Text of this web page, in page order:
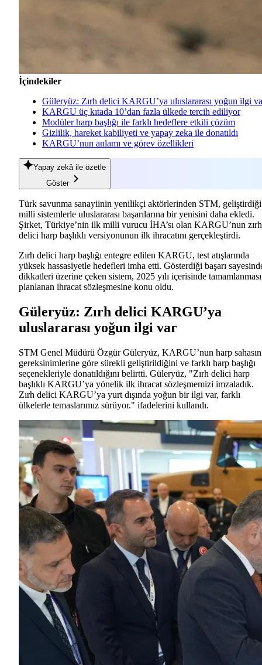
İçindekiler
Güleryüz: Zırh delici KARGU’ya uluslararası yoğun ilgi
KARGU üç kıtada 10’dan fazla ülkede tercih ediliyor
Modüler harp başlığı ile farklı hedeflere etkili çözüm
Gizlilik, hareket kabiliyeti ve yapay zeka ile donatıldı
KARGU’nun anlamı ve görev özellikleri
Yapay zekâ ile özetle
Göster
Türk savunma sanayiinin yenilikçi aktörlerinden STM, geliştirdiği
milli sistemlerle uluslararası başarılarına bir yenisini daha ekledi.
Şirket, Türkiye’nin ilk milli vurucu İHA’sı olan KARGU’nun zırh
delici harp başlıklı versiyonunun ilk ihracatını gerçekleştirdi.
Zırh delici harp başlığı entegre edilen KARGU, test atışlarında
yüksek hassasiyetle hedefleri imha etti. Gösterdiği başarı
dikkatleri üzerine çeken sistem, 2025 yılı içerisinde tamamlanması
planlanan ihracat sözleşmesine konu oldu.
Güleryüz: Zırh delici KARGU’ya
uluslararası yoğun ilgi var
STM Genel Müdürü Özgür Güleryüz, KARGU’nun harp
gereksinimlerine göre sürekli geliştirildiğini ve farklı harp başlığı
seçenekleriyle donatıldığını belirtti. Güleryüz, "Zırh delici harp
başlıklı KARGU’ya yönelik ilk ihracat sözleşmemizi imzaladık.
Zırh delici KARGU’ya yurt dışında yoğun bir ilgi var, farklı
ülkelerle temaslarımız sürüyor." ifadelerini kullandı.